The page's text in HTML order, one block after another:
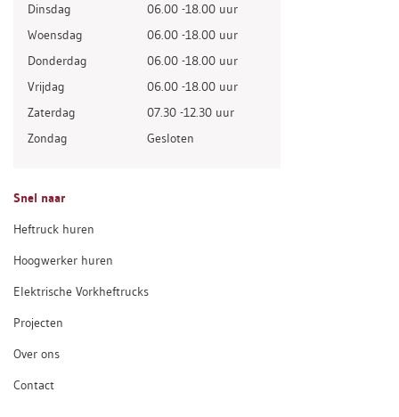
Dinsdag
06.00 -18.00 uur
Woensdag
06.00 -18.00 uur
Donderdag
06.00 -18.00 uur
Vrijdag
06.00 -18.00 uur
Zaterdag
07.30 -12.30 uur
Zondag
Gesloten
Snel naar
Heftruck huren
Hoogwerker huren
Elektrische Vorkheftrucks
Projecten
Over ons
Contact